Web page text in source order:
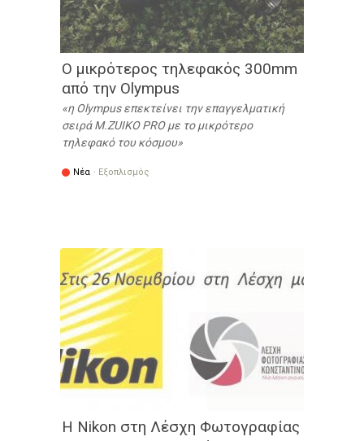
Ο μικρότερος τηλεφακός 300mm
από την Olympus
η Olympus επεκτείνει την επαγγελματική
σειρά M.ZUIKO PRO με το μικρότερο
τηλεφακό του κόσμου
Νέα · Εξοπλισμός
Η Nikon στη Λέσχη Φωτογραφίας